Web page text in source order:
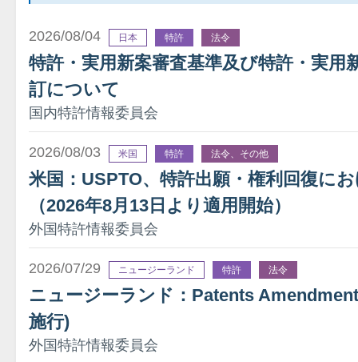
2026/08/04 日本 特許 法令
特許・実用新案審査基準及び特許・実用
訂について
国内特許情報委員会
2026/08/03 米国 特許 法令、その他
米国：USPTO、特許出願・権利回復に
（2026年8月13日より適用開始）
外国特許情報委員会
2026/07/29 ニュージーランド 特許 法令
ニュージーランド：Patents
施行)
外国特許情報委員会